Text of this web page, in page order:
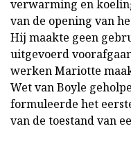
verwarming en
van de opening van
Hij maakte geen
uitgevoerd
werken Mariotte
Wet van Boyle
formuleerde het
van de toestand van